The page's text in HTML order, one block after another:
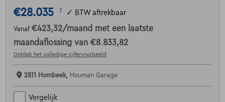
€28.035 1 ✓ BTW aftrekbaar
Vanaf €423,32/maand met een laatste
maandaflossing van €8.833,82
Ontdek het volledige cijfervoorbeeld
2811 Hombeek, Houman Garage
Vergelijk